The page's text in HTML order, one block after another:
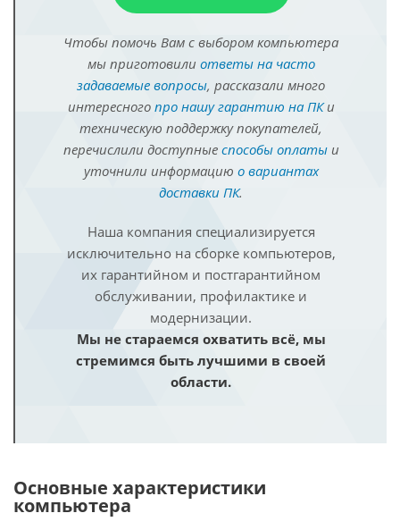
Чтобы помочь Вам с выбором компьютера
мы приготовили ответы на часто
задаваемые вопросы, рассказали много
интересного про нашу гарантию на ПКи
техническую поддержку покупателей,
перечислили доступные способы оплатыи
уточнили информацию о вариантах
доставки ПК.
Наша компания специализируется
исключительно на сборке компьютеров,
их гарантийном и постгарантийном
обслуживании, профилактике и
модернизации.
Мы не стараемся охватить всё, мы
стремимся быть лучшими в своей
области.
Основные характеристики
компьютера